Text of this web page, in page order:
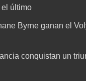
último
Byrne ganan el
conquistan un